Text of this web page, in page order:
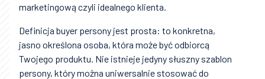
marketingową czyli idealnego klienta.
Definicja buyer persony jest prosta: to konkretna,
jasno określona osoba, która może być odbiorcą
Twojego produktu. Nie istnieje jedyny słuszny szablon
persony, który można uniwersalnie stosować do